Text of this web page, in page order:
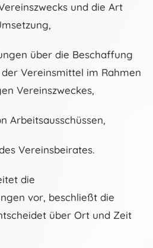
und die Art
über die Beschaffung
Vereinsmittel im Rahmen
Vereinszweckes,
Vereinsbeirates.
die
vor, beschließt die
über Ort und Zeit